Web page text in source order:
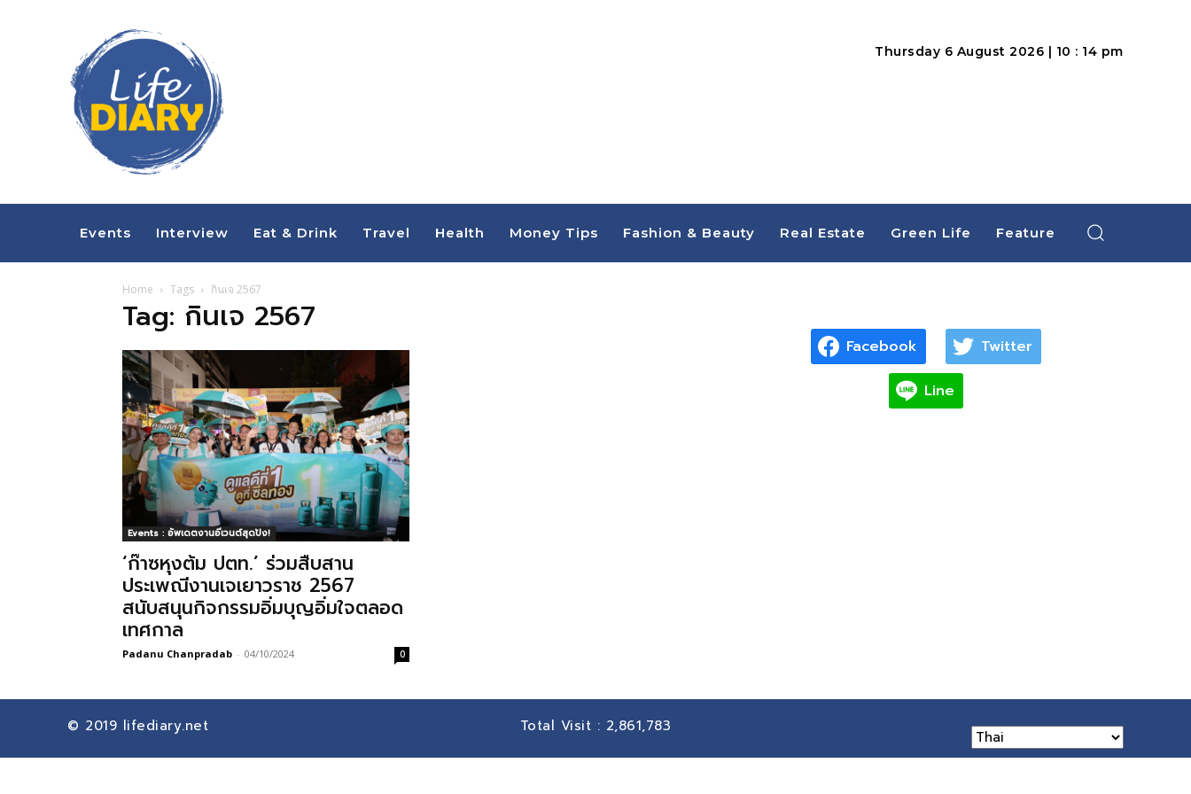
Thursday 6 August 2026 | 10 : 14 pm
Events Interview Eat & Drink Travel Health Money Tips Fashion & Beauty Real Estate Green Life Feature
Home Tags กินเจ 2567
Tag: กินเจ 2567
Events : อัพเดตงานอีเวนต์สุดปัง!
‘ก๊าซหุงต้ม ปตท.’ ร่วมสืบสาน
ประเพณีงานเจเยาวราช 2567
สนับสนุนกิจกรรมอิ่มบุญอิ่มใจตลอด
เทศกาล
Padanu Chanpradab - 04/10/2024 0
Facebook Twitter
Line
© 2019 lifediary.net Total Visit : 2,861,783